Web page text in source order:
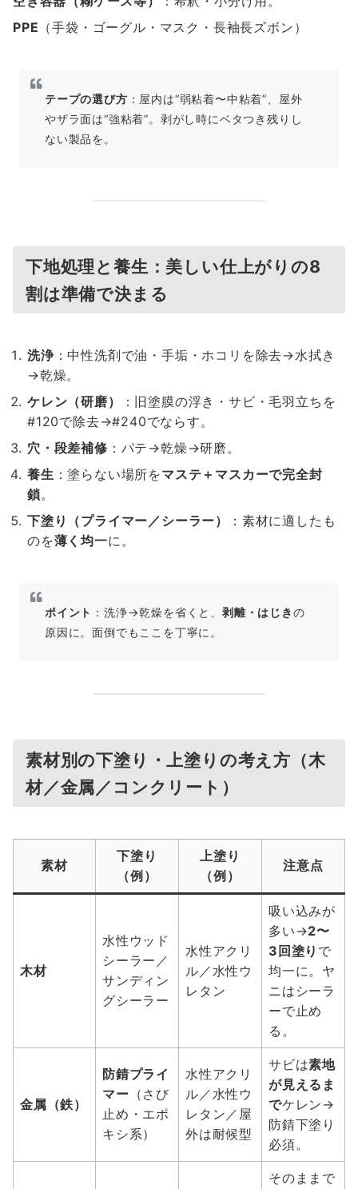
PPE （手袋・ゴーグル・マスク・長袖長ズボン）
テープの選び方 ：屋内は“弱粘着〜中粘着”、屋外
やザラ面は“強粘着”。剥がし時にベタつき残りし
ない製品を。
下地処理と養生：美しい仕上がりの8
割は準備で決まる
洗浄：中性洗剤で油・手垢・ホコリを除去→水拭き
→乾燥。
ケレン（研磨）
：旧塗膜の浮き・サビ・毛羽立ちを
#120で除去→#240でならす。
穴・段差補修 ：パテ→乾燥→研磨。
養生 ：塗らない場所をマステ＋マスカーで完全封
鎖。
下塗り（プライマー／シーラー）
：素材に適したも
のを薄く均一に。
ポイント ：洗浄→乾燥を省くと、剥離・はじきの
原因に。面倒でもここを丁寧に。
素材別の下塗り・上塗りの考え方（木
材／金属／コンクリート）
素材
下塗り
（例）
上塗り
（例）
注意点
木材
水性ウッド
シーラー／
サンディン
グシーラー
水性アクリ
ル／水性ウ
レタン
吸い込みが
多い→2〜
3回塗り で
均一に。ヤ
ニはシーラ
ーで止め
る。
金属（鉄）
防錆プライ
マー （さび
止め・エポ
キシ系）
水性アクリ
ル／水性ウ
レタン／屋
外は耐候型
サビは素地
が見えるま
でケレン→
防錆下塗り
必須。
そのままで